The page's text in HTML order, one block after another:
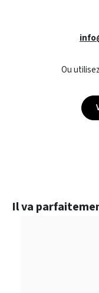
Ou
Ignorer la galerie de
Il va